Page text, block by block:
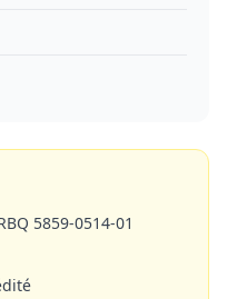
5859-0514-01